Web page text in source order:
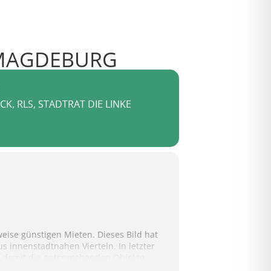
RLS, STADTRAT DIE LINKE
günstigen Mieten. Dieses Bild hat
innenstadtnahen Vierteln. In letzter